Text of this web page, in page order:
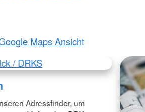
Maps Ansicht
/ DRKS
Adressfinder, um